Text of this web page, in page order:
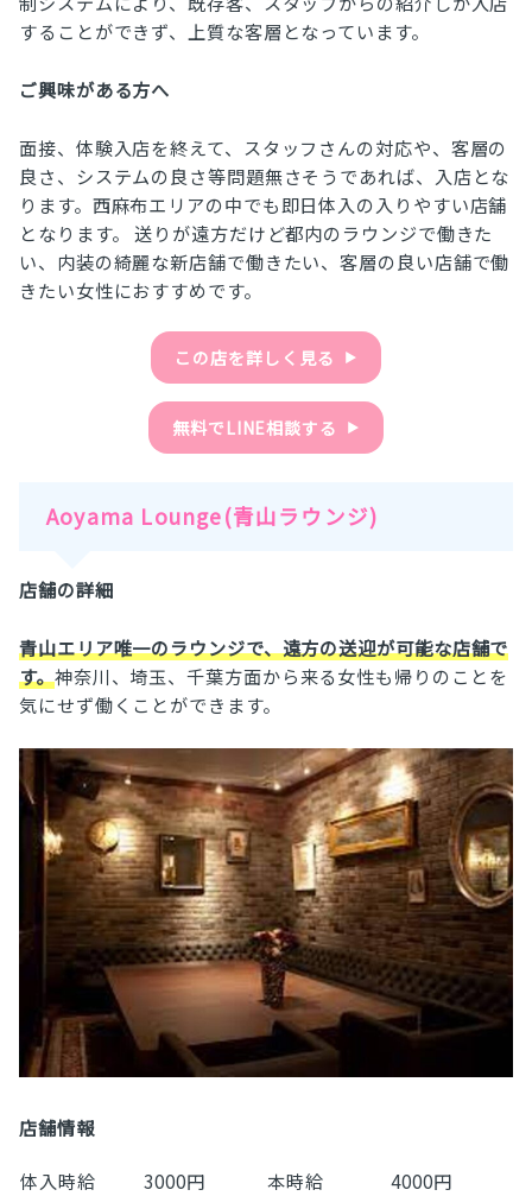
することができず、上質な客層となっています。
ご興味がある方へ
面接、体験入店を終えて、スタッフさんの対応や、客層の
良さ、システムの良さ等問題無さそうであれば、入店とな
ります。西麻布エリアの中でも即日体入の入りやすい店舗
となります。 送りが遠方だけど都内のラウンジで働きた
い、内装の綺麗な新店舗で働きたい、客層の良い店舗で働
きたい女性におすすめです。
この店を詳しく見る ▶︎
無料でLINE相談する ▶︎
Aoyama Lounge(青山ラウンジ)
店舗の詳細
青山エリア唯一のラウンジで、遠方の送迎が可能な店舗で
す。神奈川、埼玉、千葉方面から来る女性も帰りのことを
気にせず働くことができます。
店舗情報
体入時給 3000円 本時給
4000円